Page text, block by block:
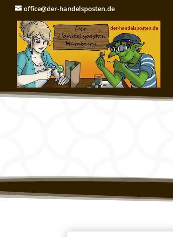
office@der-handelsposten.de